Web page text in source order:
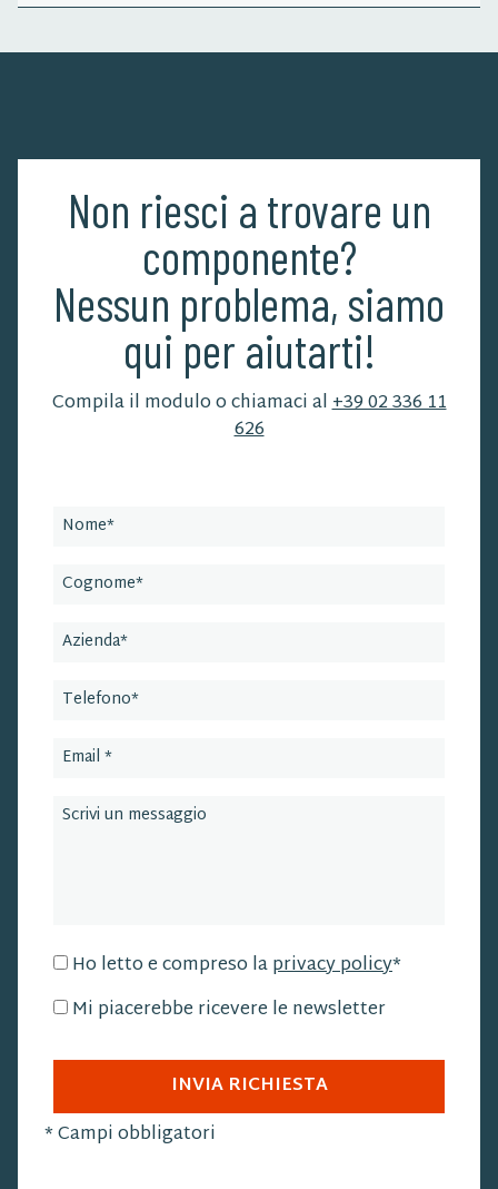
Non riesci a trovare un
componente?
Nessun problema, siamo
qui per aiutarti!
Compila il modulo o chiamaci al+39 02 336 11
626
this
field
Ho letto e compreso laprivacy policy*
Mi piacerebbe ricevere le newsletter
INVIA RICHIESTA
*Campi obbligatori